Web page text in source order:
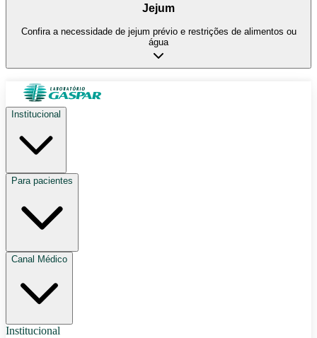
Jejum
Confira a necessidade de jejum prévio e restrições de alimentos ou
água
Institucional
Para pacientes
Canal Médico
Institucional